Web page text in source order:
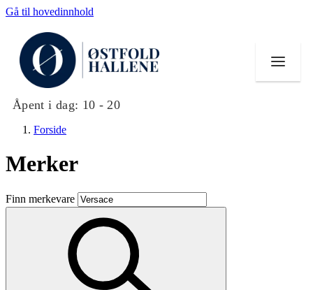
Gå til hovedinnhold
Åpent i dag: 10 - 20
Butikker
Mat og drikke
Aktiviteter
Forside
Merker
Finn merkevare